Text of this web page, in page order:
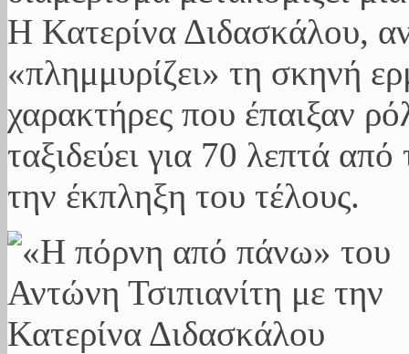
Η Κατερίνα Διδασκάλου,
«πλημμυρίζει» τη σκηνή
χαρακτήρες που έπαιξαν
ταξιδεύει για 70 λεπτά
την έκπληξη του τέλους.